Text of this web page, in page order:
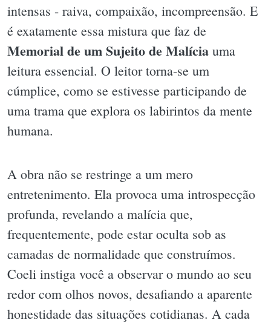
intensas - raiva, compaixão, incompreensão. E
é exatamente essa mistura que faz de
Memorial de um Sujeito de Malícia uma
leitura essencial. O leitor torna-se um
cúmplice, como se estivesse participando de
uma trama que explora os labirintos da mente
humana.
A obra não se restringe a um mero
entretenimento. Ela provoca uma introspecção
profunda, revelando a malícia que,
frequentemente, pode estar oculta sob as
camadas de normalidade que construímos.
Coeli instiga você a observar o mundo ao seu
redor com olhos novos, desafiando a aparente
honestidade das situações cotidianas. A cada